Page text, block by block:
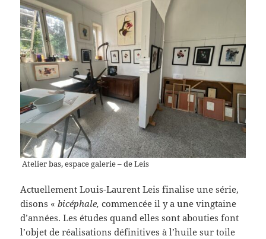
Atelier bas, espace galerie – de Leis
Actuellement Louis-Laurent Leis finalise une série,
disons «bicéphale, commencée il y a une vingtaine
d’années. Les études quand elles sont abouties font
l’objet de réalisations définitives à l’huile sur toile